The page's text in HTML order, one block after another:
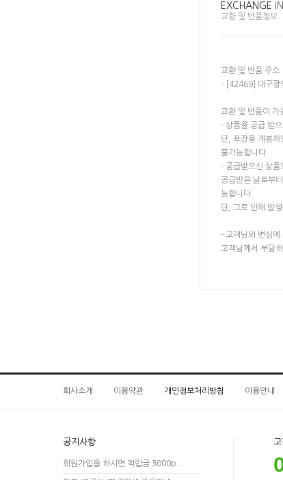
EXCHANGE
교환 및 반품정보
교환 및 반품 주소
- [42469] 대구광
교환 및 반품이 가
- 상품을 공급 받
단, 포장을 개봉하
불가능합니다.
- 공급받으신 상품
공급받은 날로부
능합니다.
단, 그로 인해 발
- 고객님의 변심에
고객님께서 부담
회사소개 이용약관 개인정보처리방침 이용안내
공지사항
회원가입을 하시면 적립금 3000p...
고